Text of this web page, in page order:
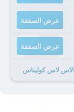
عرض الصفقة
عرض الصفقة